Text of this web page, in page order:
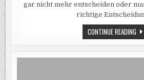
gar nicht mehr entscheiden oder
richtige
CONTINUE READING
–